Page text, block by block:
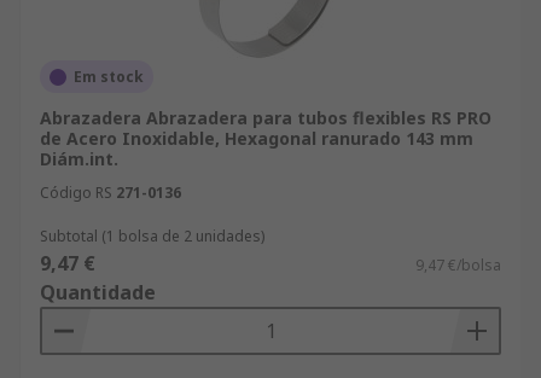
Em stock
Abrazadera Abrazadera para tubos flexibles RS PRO
de Acero Inoxidable, Hexagonal ranurado 143 mm
Diám.int.
Código RS 271-0136
Subtotal (1 bolsa de 2 unidades)
9,47 € 9,47 €/bolsa
Quantidade